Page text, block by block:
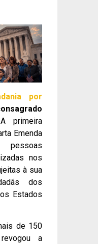
por
primeira
Emenda
nos
à sua
dos
Estados
de 150
a